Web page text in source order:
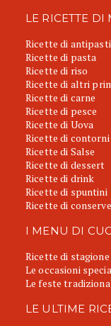
LE RICETTE DI
Ricette di antipasti
Ricette di pasta
Ricette di riso
Ricette di altri
Ricette di carne
Ricette di pesce
Ricette di Uova
Ricette di contorni
Ricette di Salse
Ricette di dessert
Ricette di drink
Ricette di spuntini
Ricette di conserve
I MENU DI
Ricette di stagione
Le occasioni
Le feste
LE ULTIME